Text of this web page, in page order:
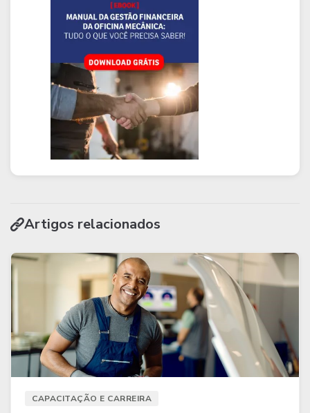
Artigos relacionados
CAPACITAÇÃO E CARREIRA